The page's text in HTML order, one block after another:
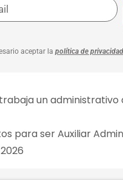
aceptar la política de privacidad
un administrativo
para ser Auxiliar